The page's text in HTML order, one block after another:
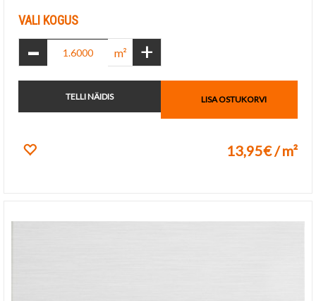
VALI KOGUS
- m² +
TELLI NÄIDIS LISA OSTUKORVI
13,95€ / m²